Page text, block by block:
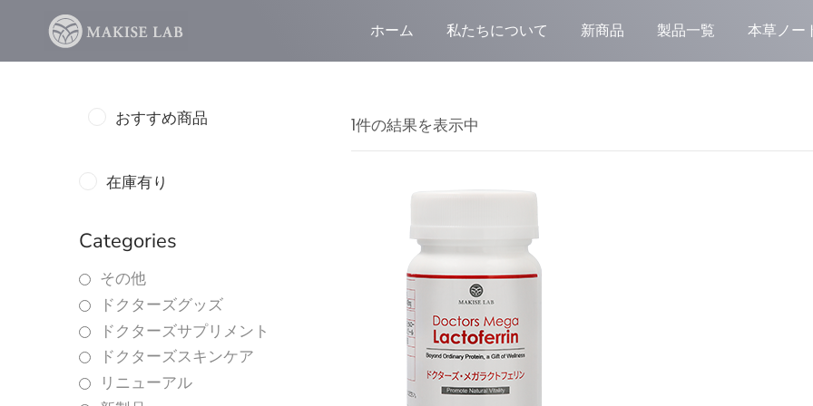
ホーム 私たちについて 新商品 製品一覧 本草ノー
おすすめ商品
在庫有り
Categories
その他
ドクターズグッズ
ドクターズサプリメント
ドクターズスキンケア
リニューアル
1件の結果を表示中